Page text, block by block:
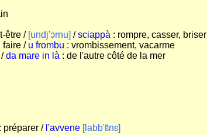
être / [undj'ɔrnu] /sciappà : rompre, casser, briser
/ u frombu : vrombissement, vacarme
/da mare in là : de l'autre côté de la mer
: préparer / l'avvene [labb'ɛ̃nɛ]